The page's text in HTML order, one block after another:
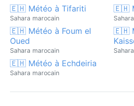
🇪🇭 Météo à Tifariti
Sahara marocain
🇪🇭
🇪🇭 Météo à Foum el
Oued
Sahara marocain
🇪🇭
🇪🇭 Météo à Echdeiria
Sahara marocain